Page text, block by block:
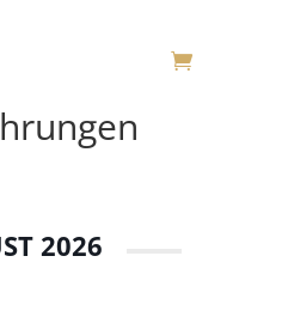
2026